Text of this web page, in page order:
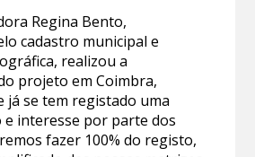
Regina Bento,
cadastro municipal e
realizou a
projeto em Coimbra,
já se tem registado uma
e interesse por parte dos
fazer 100% do registo,